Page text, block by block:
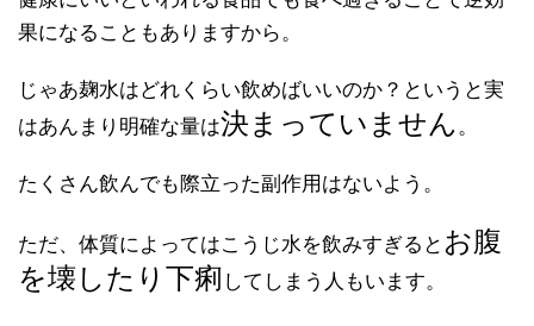
果になることもありますから。
じゃあ麹水はどれくらい飲めばいいのか？というと実
はあんまり明確な量は決まっていません 。
たくさん飲んでも際立った副作用はないよう。
ただ、体質によってはこうじ水を飲みすぎると お腹
を壊したり下痢 してしまう人もいます。